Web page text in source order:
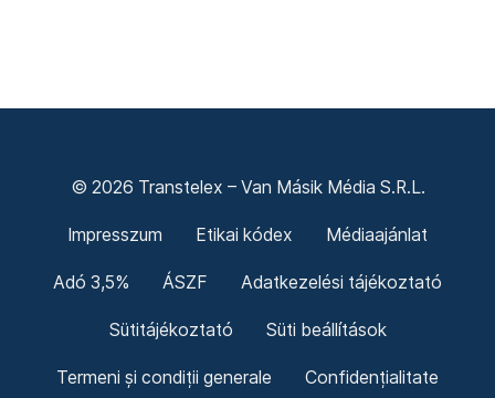
© 2026 Transtelex – Van Másik Média S.R.L.
Impresszum Etikai kódex Médiaajánlat
Adó 3,5% ÁSZF Adatkezelési tájékoztató
Sütitájékoztató Süti beállítások
Termeni și condiții generale Confidențialitate